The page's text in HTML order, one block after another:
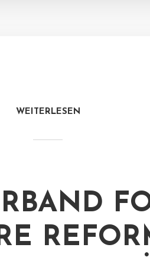
WEITERLESEN